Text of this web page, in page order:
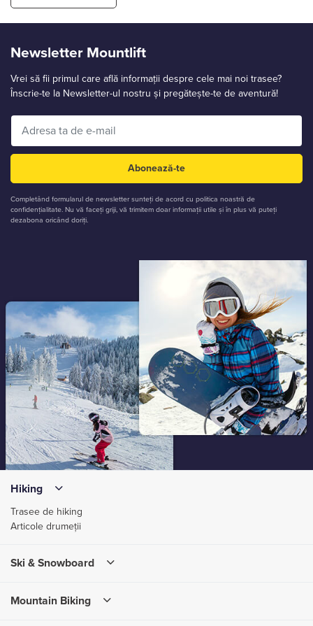
Newsletter Mountlift
Vrei să fii primul care află informații despre cele mai noi trasee?
Înscrie-te la Newsletter-ul nostru și pregătește-te de aventură!
Abonează-te
Completând formularul de newsletter sunteți de acord cu politica noastră de
confidențialitate. Nu vă faceți griji, vă trimitem doar informații utile și în plus vă puteți
dezabona oricând doriți.
Hiking
Trasee de hiking
Articole drumeții
Ski & Snowboard
Mountain Biking